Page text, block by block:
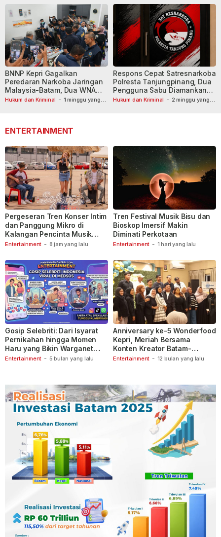
Hukum dan Kriminal - 1 minggu yang
BNNP Kepri Gagalkan
Peredaran Narkoba Jaringan
Malaysia-Batam, Dua WNA
Masih Diburu
Hukum dan Kriminal - 2 minggu yang
Respons Cepat Satresnarkoba
Polresta Tanjungpinang, Dua
Pengguna Sabu Diamankan
Usai Dilaporkan ke Call Center
ENTERTAINMENT
Entertainment - 8 jam yang lalu
Pergeseran Tren Konser Intim
dan Panggung Mikro di
Kalangan Pencinta Musik
Indonesia
Entertainment - 1 hari yang lalu
Tren Festival Musik Bisu dan
Bioskop Imersif Makin
Diminati Perkotaan
Entertainment - 5 bulan yang lalu
Gosip Selebriti: Dari Isyarat
Pernikahan hingga Momen
Haru yang Bikin Warganet
Berspekulasi
Entertainment - 12 bulan yang lalu
Anniversary ke-5 Wonderfood
Kepri, Meriah Bersama
Konten Kreator Batam-
Tanjungpinang